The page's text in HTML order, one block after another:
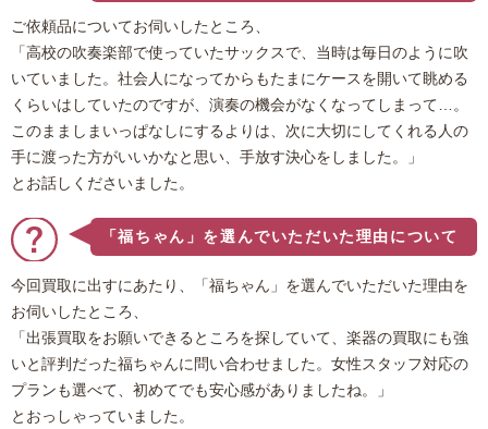
ご依頼品についてお伺いしたところ、
「高校の吹奏楽部で使っていたサックスで、当時は毎日のように吹
いていました。社会人になってからもたまにケースを開いて眺める
くらいはしていたのですが、演奏の機会がなくなってしまって…。
このまましまいっぱなしにするよりは、次に大切にしてくれる人の
手に渡った方がいいかなと思い、手放す決心をしました。」
とお話しくださいました。
「福ちゃん」を選んでいただいた理由について
今回買取に出すにあたり、「福ちゃん」を選んでいただいた理由を
お伺いしたところ、
「出張買取をお願いできるところを探していて、楽器の買取にも強
いと評判だった福ちゃんに問い合わせました。女性スタッフ対応の
プランも選べて、初めてでも安心感がありましたね。」
とおっしゃっていました。